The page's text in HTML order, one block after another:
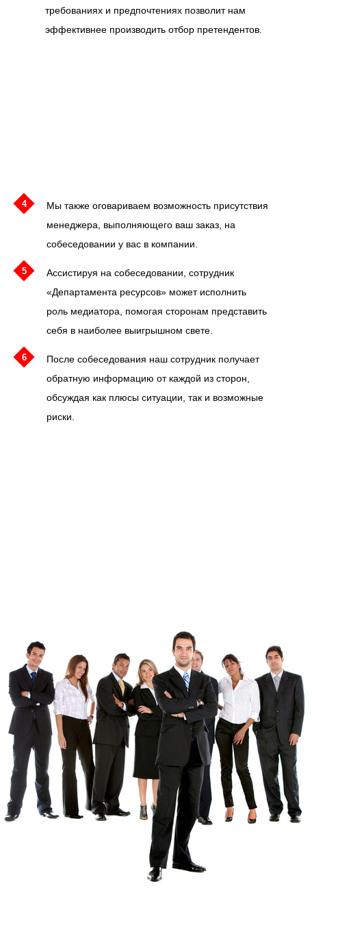
требованиях и предпочтениях позволит нам
эффективнее производить отбор претендентов.
4
Мы также оговариваем возможность присутствия
менеджера, выполняющего ваш заказ, на
собеседовании у вас в компании.
5
Ассистируя на собеседовании, сотрудник
«Департамента ресурсов» может исполнить
роль медиатора, помогая сторонам представить
себя в наиболее выигрышном свете.
6
После собеседования наш сотрудник получает
обратную информацию от каждой из сторон,
обсуждая как плюсы ситуации, так и возможные
риски.